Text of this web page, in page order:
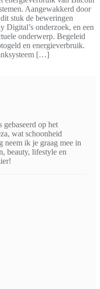
Aangewakkerd door
stuk de beweringen
Digital’s onderzoek, en een
onderwerp. Begeleid
en energieverbruik.
[…]
gebaseerd op het
wat schoonheid
neem ik je graag mee in
beauty, lifestyle en